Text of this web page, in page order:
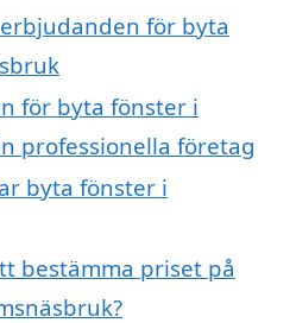
för byta
för byta fönster i
professionella företag
byta fönster i
bestämma priset på